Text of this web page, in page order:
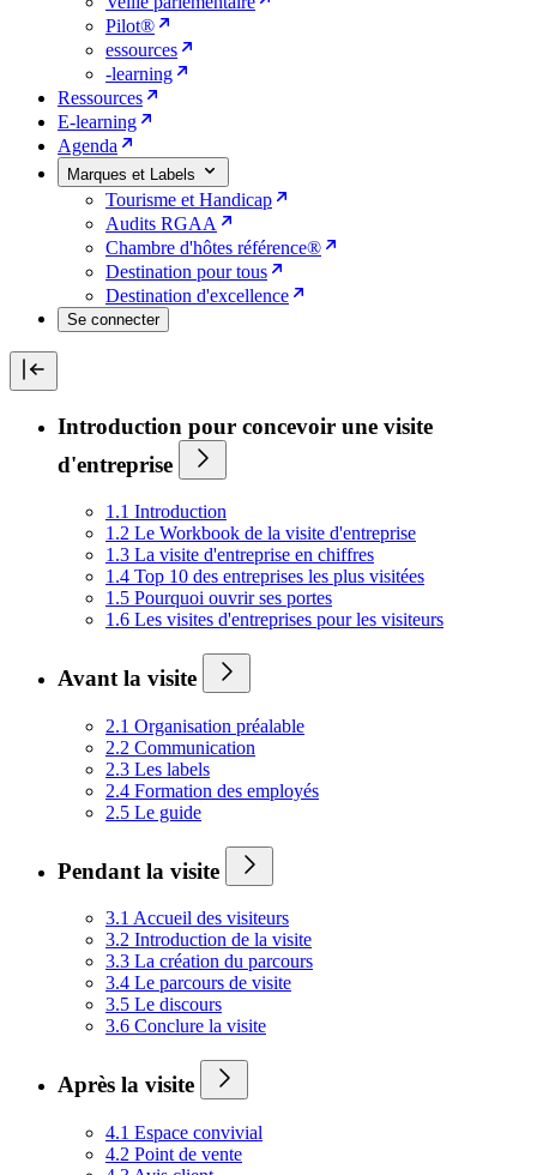
Pilot®
essources
-learning
Ressources
E-learning
Agenda
Marques et Labels
Tourisme et Handicap
Audits RGAA
Chambre d'hôtes référence®
Destination pour tous
Destination d'excellence
Se connecter
Introduction pour concevoir une visite
d'entreprise
1.1 Introduction
1.2 Le Workbook de la visite d'entreprise
1.3 La visite d'entreprise en chiffres
1.4 Top 10 des entreprises les plus visitées
1.5 Pourquoi ouvrir ses portes
1.6 Les visites d'entreprises pour les visiteurs
Avant la visite
2.1 Organisation préalable
2.2 Communication
2.3 Les labels
2.4 Formation des employés
2.5 Le guide
Pendant la visite
3.1 Accueil des visiteurs
3.2 Introduction de la visite
3.3 La création du parcours
3.4 Le parcours de visite
3.5 Le discours
3.6 Conclure la visite
Après la visite
4.1 Espace convivial
4.2 Point de vente